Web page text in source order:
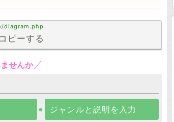
ピーする
せんか
➧ ジャンルと説明を入力